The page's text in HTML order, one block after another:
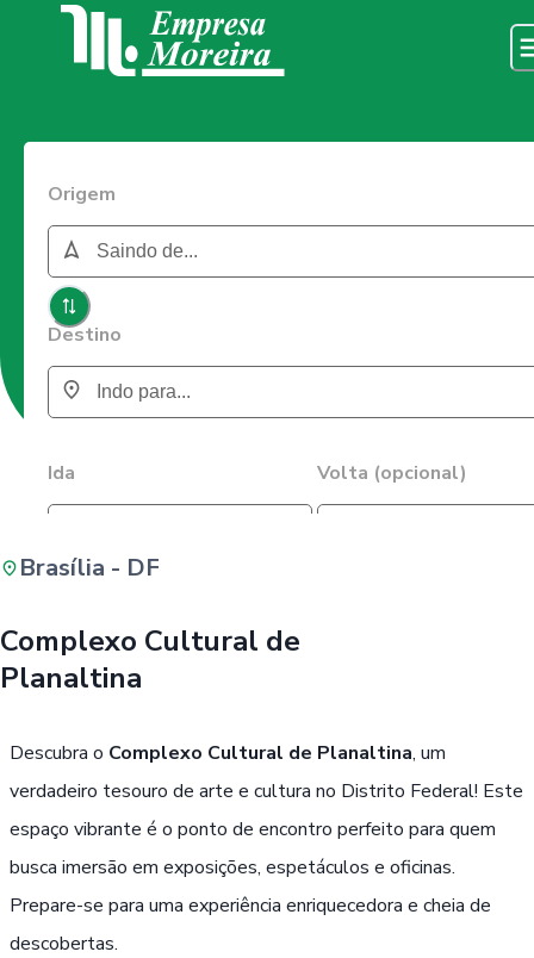
Origem
Destino
Ida Volta (opcional)
Brasília - DF
Complexo Cultural de
Planaltina
Descubra o Complexo Cultural de Planaltina, um
verdadeiro tesouro de arte e cultura no Distrito Federal! Este
espaço vibrante é o ponto de encontro perfeito para quem
busca imersão em exposições, espetáculos e oficinas.
Prepare-se para uma experiência enriquecedora e cheia de
descobertas.